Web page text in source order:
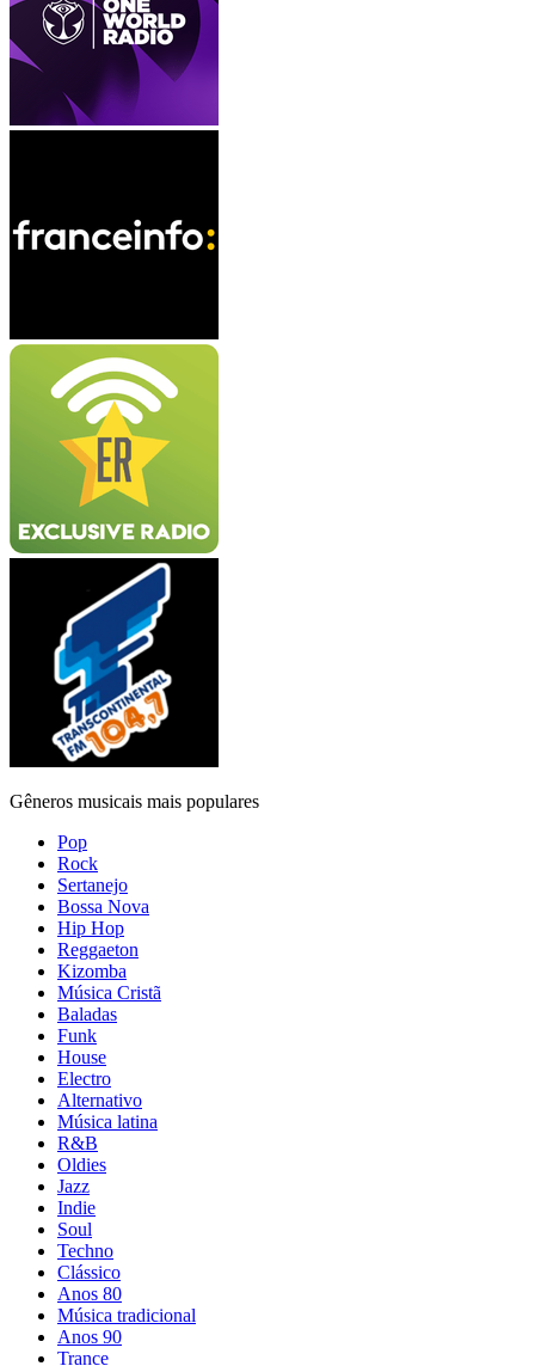
Gêneros musicais mais populares
Pop
Rock
Sertanejo
Bossa Nova
Hip Hop
Reggaeton
Kizomba
Música Cristã
Baladas
Funk
House
Electro
Alternativo
Música latina
R&B
Oldies
Jazz
Indie
Soul
Techno
Clássico
Anos 80
Música tradicional
Anos 90
Trance